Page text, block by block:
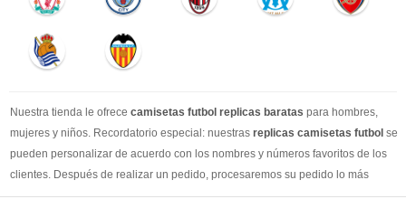
Nuestra tienda le ofrece camisetas futbol replicas baratas para hombres,
mujeres y niños. Recordatorio especial: nuestras replicas camisetas futbol se
pueden personalizar de acuerdo con los nombres y números favoritos de los
clientes. Después de realizar un pedido, procesaremos su pedido lo más
rápido posible, para que pueda recibir su camisetas de fútbol favorita cuando